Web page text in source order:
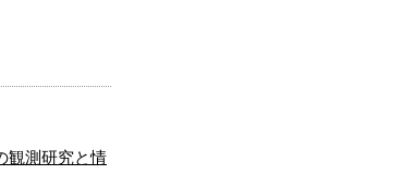
観測研究と情